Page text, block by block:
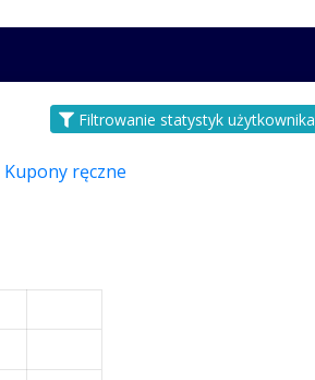
Filtrowanie statystyk użytkownika
Kupony ręczne